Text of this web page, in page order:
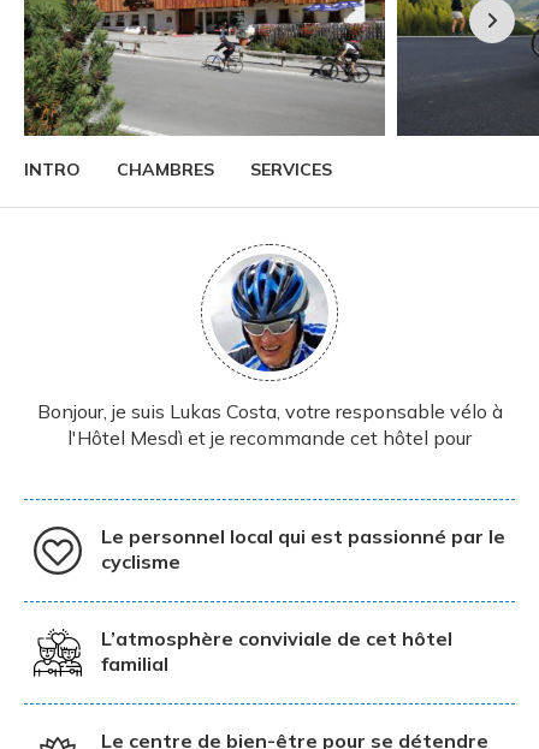
INTRO CHAMBRES SERVICES
Bonjour, je suis Lukas Costa, votre responsable vélo à
l'Hôtel Mesdì et je recommande cet hôtel pour
Le personnel local qui est passionné par le
cyclisme
L’atmosphère conviviale de cet hôtel
familial
Le centre de bien-être pour se détendre